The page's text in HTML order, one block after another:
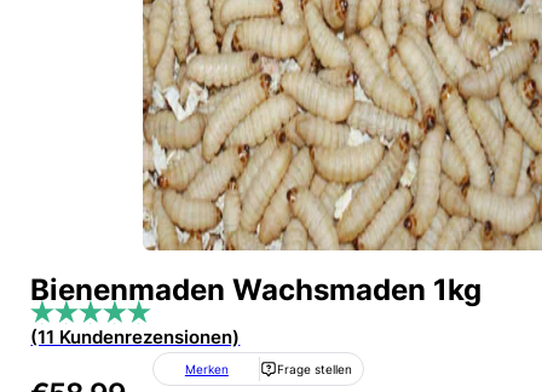
Bienenmaden Wachsmaden 1kg
(11 Kundenrezensionen)
Merken Frage stellen